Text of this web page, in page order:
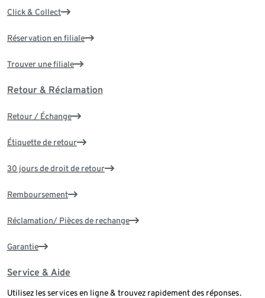
Click & Collect
Réservation en filiale
Trouver une filiale
Retour & Réclamation
Retour / Échange
Étiquette de retour
30 jours de droit de retour
Remboursement
Réclamation/ Pièces de rechange
Garantie
Service & Aide
Utilisez les services en ligne & trouvez rapidement des réponses.